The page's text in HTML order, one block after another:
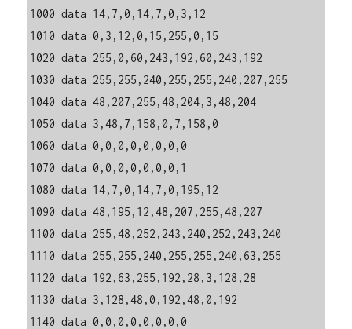
1000 data 14,7,0,14,7,0,3,12
1010 data 0,3,12,0,15,255,0,15
1020 data 255,0,60,243,192,60,243,192
1030 data 255,255,240,255,255,240,207,255
1040 data 48,207,255,48,204,3,48,204
1050 data 3,48,7,158,0,7,158,0
1060 data 0,0,0,0,0,0,0,0
1070 data 0,0,0,0,0,0,0,1
1080 data 14,7,0,14,7,0,195,12
1090 data 48,195,12,48,207,255,48,207
1100 data 255,48,252,243,240,252,243,240
1110 data 255,255,240,255,255,240,63,255
1120 data 192,63,255,192,28,3,128,28
1130 data 3,128,48,0,192,48,0,192
1140 data 0,0,0,0,0,0,0,0